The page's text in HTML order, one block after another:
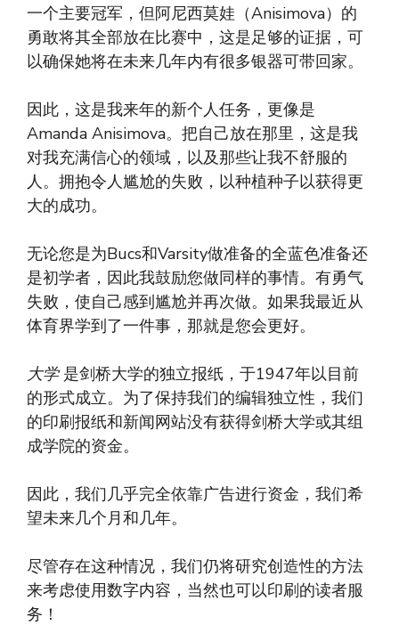
一个主要冠军，但阿尼西莫娃（Anisimova）的
勇敢将其全部放在比赛中，这是足够的证据，可
以确保她将在未来几年内有很多银器可带回家。
因此，这是我来年的新个人任务，更像是
Amanda Anisimova。把自己放在那里，这是我
对我充满信心的领域，以及那些让我不舒服的
人。拥抱令人尴尬的失败，以种植种子以获得更
大的成功。
无论您是为Bucs和Varsity做准备的全蓝色准备还
是初学者，因此我鼓励您做同样的事情。有勇气
失败，使自己感到尴尬并再次做。如果我最近从
体育界学到了一件事，那就是您会更好。
大学是剑桥大学的独立报纸，于1947年以目前
的形式成立。为了保持我们的编辑独立性，我们
的印刷报纸和新闻网站没有获得剑桥大学或其组
成学院的资金。
因此，我们几乎完全依靠广告进行资金，我们希
望未来几个月和几年。
尽管存在这种情况，我们仍将研究创造性的方法
来考虑使用数字内容，当然也可以印刷的读者服
务！